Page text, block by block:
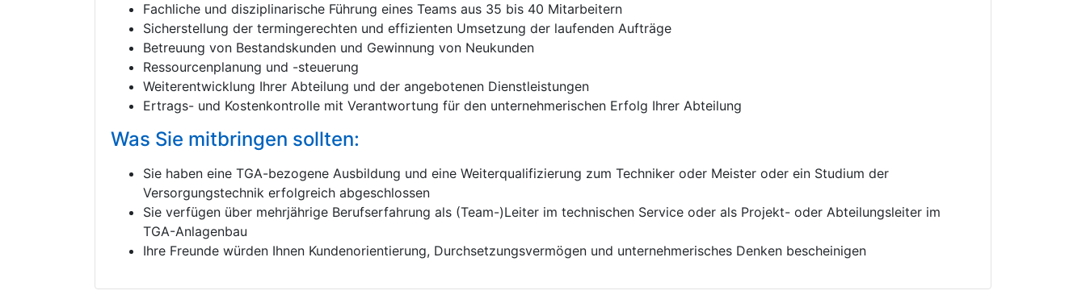
Fachliche und disziplinarische Führung eines Teams aus 35 bis 40 Mitarbeitern
Sicherstellung der termingerechten und effizienten Umsetzung der laufenden Aufträge
Betreuung von Bestandskunden und Gewinnung von Neukunden
Ressourcenplanung und -steuerung
Weiterentwicklung Ihrer Abteilung und der angebotenen Dienstleistungen
Ertrags- und Kostenkontrolle mit Verantwortung für den unternehmerischen Erfolg Ihrer Abteilung
Was Sie mitbringen sollten:
Sie haben eine TGA-bezogene Ausbildung und eine Weiterqualifizierung zum Techniker oder Meister oder ein Studium der
Versorgungstechnik erfolgreich abgeschlossen
Sie verfügen über mehrjährige Berufserfahrung als (Team-)Leiter im technischen Service oder als Projekt- oder Abteilungsleiter im
TGA-Anlagenbau
Ihre Freunde würden Ihnen Kundenorientierung, Durchsetzungsvermögen und unternehmerisches Denken bescheinigen